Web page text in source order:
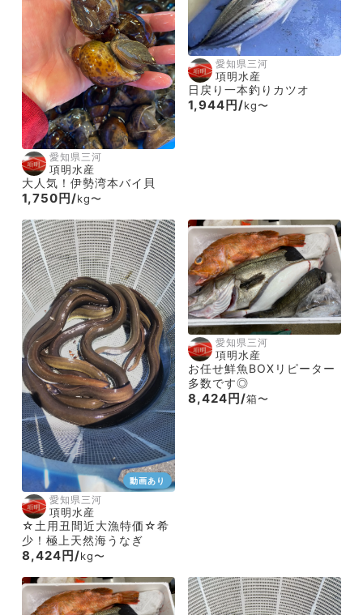
愛知県三河
項明水産
大人気！伊勢湾本バイ貝
1,750円/kg〜
愛知県三河
項明水産
日戻り一本釣りカツオ
1,944円/kg〜
動画あり
愛知県三河
項明水産
☆土用丑間近大漁特価☆希
少！極上天然海うなぎ
8,424円/kg〜
愛知県三河
項明水産
お任せ鮮魚BOXリピーター
多数です◎
8,424円/箱〜